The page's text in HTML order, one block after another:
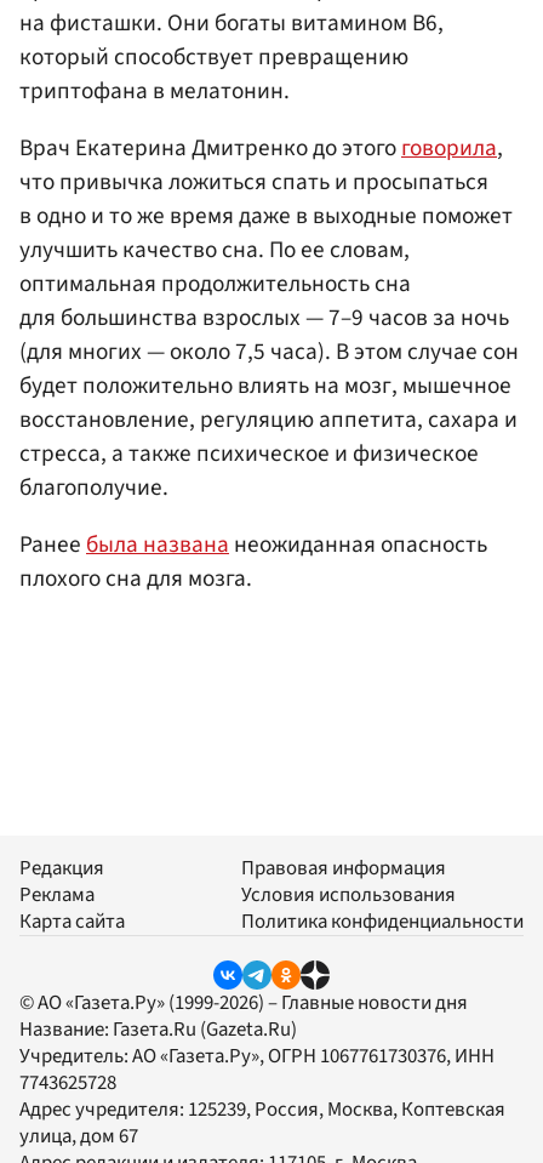
на фисташки. Они богаты витамином B6,
который способствует превращению
триптофана в мелатонин.
Врач Екатерина Дмитренко до этогоговорила,
что привычка ложиться спать и просыпаться
в одно и то же время даже в выходные поможет
улучшить качество сна. По ее словам,
оптимальная продолжительность сна
для большинства взрослых — 7–9 часов за ночь
(для многих — около 7,5 часа). В этом случае сон
будет положительно влиять на мозг, мышечное
восстановление, регуляцию аппетита, сахара и
стресса, а также психическое и физическое
благополучие.
Ранеебыла названанеожиданная опасность
плохого сна для мозга.
Редакция
Реклама
Карта сайта
Правовая информация
Условия использования
Политика конфиденциальности
© АО «Газета.Ру» (1999-2026) – Главные новости дня
Название: Газета.Ru (Gazeta.Ru)
Учредитель:АО «Газета.Ру», ОГРН 1067761730376, ИНН
7743625728
Адрес учредителя: 125239, Россия, Москва, Коптевская
улица, дом 67